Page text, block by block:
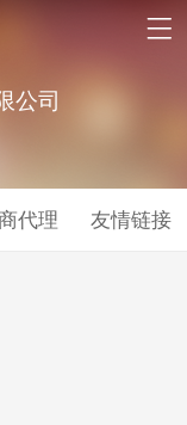
公司
代理 友情链接